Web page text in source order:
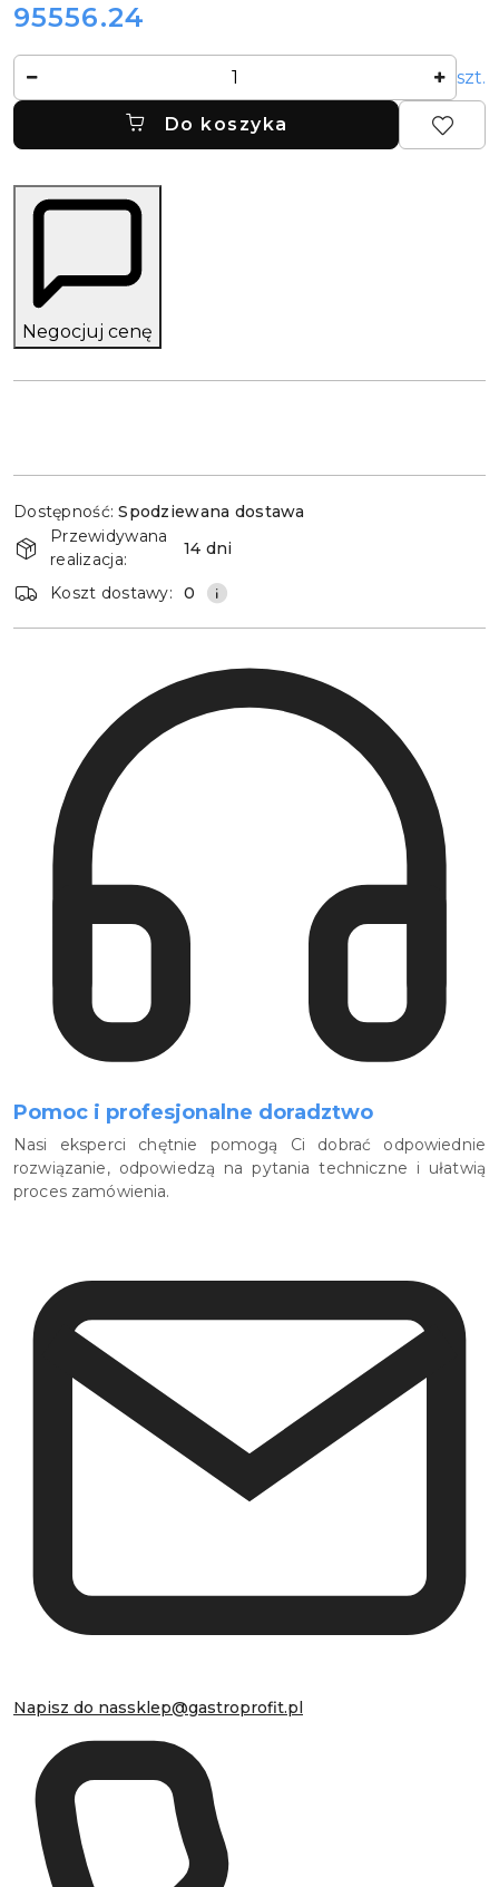
Cena:
95556.24
szt.
Do koszyka
Negocjuj cenę
i
dostawa
Dostępność: Spodziewana dostawa
Przewidywana
realizacja:
14 dni
Koszt dostawy: 0
Pomoc i profesjonalne doradztwo
Nasi eksperci chętnie pomogą Ci dobrać odpowiednie
rozwiązanie, odpowiedzą na pytania techniczne i ułatwią
proces zamówienia.
Napisz do nassklep@gastroprofit.pl